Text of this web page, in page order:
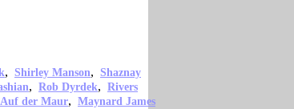
, Shirley Manson, Shaznay
, Rob Dyrdek, Rivers
Auf der Maur, Maynard James